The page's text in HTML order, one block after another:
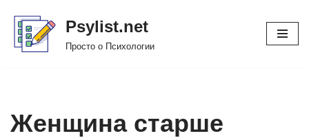
Перейти
Psylist.net
Просто о Психологии
Женщина старше